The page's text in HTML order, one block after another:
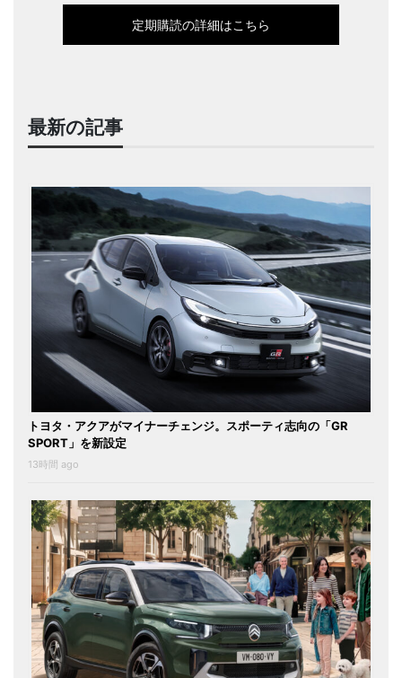
定期購読の詳細はこちら
最新の記事
トヨタ・アクアがマイナーチェンジ。スポーティ志向の「GR
SPORT」を新設定
13時間 ago